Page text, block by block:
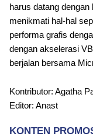
harus datang
menikmati hal-hal
performa grafis
dengan akselerasi
berjalan bersama
Kontributor: Agatha
Editor: Anast